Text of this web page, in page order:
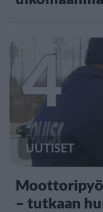
4
UUTISET
– tutkaan